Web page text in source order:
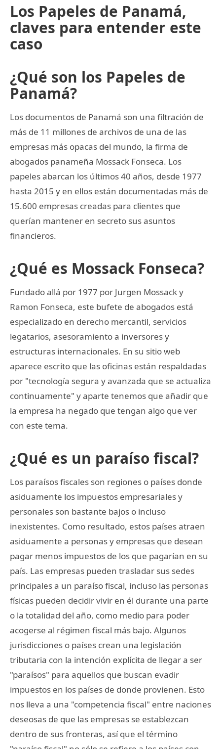
Los Papeles de Panamá,
claves para entender este
caso
¿Qué son los Papeles de
Panamá?
Los documentos de Panamá son una filtración de
más de 11 millones de archivos de una de las
empresas más opacas del mundo, la firma de
abogados panameña Mossack Fonseca. Los
papeles abarcan los últimos 40 años, desde 1977
hasta 2015 y en ellos están documentadas más de
15.600 empresas creadas para clientes que
querían mantener en secreto sus asuntos
financieros.
¿Qué es Mossack Fonseca?
Fundado allá por 1977 por Jurgen Mossack y
Ramon Fonseca, este bufete de abogados está
especializado en derecho mercantil, servicios
legatarios, asesoramiento a inversores y
estructuras internacionales. En su sitio web
aparece escrito que las oficinas están respaldadas
por "tecnología segura y avanzada que se actualiza
continuamente" y aparte tenemos que añadir que
la empresa ha negado que tengan algo que ver
con este tema.
¿Qué es un paraíso fiscal?
Los paraísos fiscales son regiones o países donde
asiduamente los impuestos empresariales y
personales son bastante bajos o incluso
inexistentes. Como resultado, estos países atraen
asiduamente a personas y empresas que desean
pagar menos impuestos de los que pagarían en su
país. Las empresas pueden trasladar sus sedes
principales a un paraíso fiscal, incluso las personas
físicas pueden decidir vivir en él durante una parte
o la totalidad del año, como medio para poder
acogerse al régimen fiscal más bajo. Algunos
jurisdicciones o países crean una legislación
tributaria con la intención explícita de llegar a ser
"paraísos" para aquellos que buscan evadir
impuestos en los países de donde provienen. Esto
nos lleva a una "competencia fiscal" entre naciones
deseosas de que las empresas se establezcan
dentro de sus fronteras, así que el término